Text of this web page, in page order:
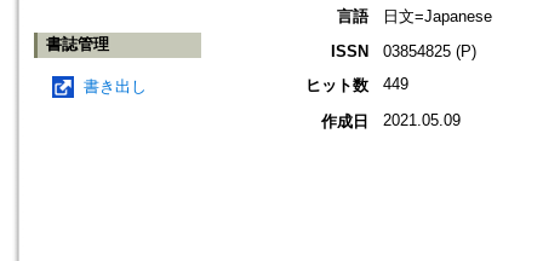
書誌管理
書き出し
言語
日文=Japanese
ISSN
03854825 (P)
ヒット数
449
作成日 2021.05.09